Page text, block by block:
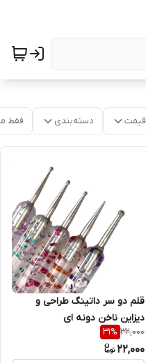
قیمت دسته‌بندی فقط
قلم دو سر داتینگ طراحی و
دیزاین ناخن دونه ای
32,000
31%
22,000